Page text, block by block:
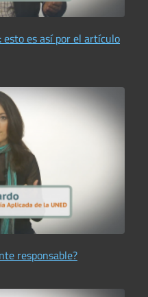
esto es así por el artículo
responsable?